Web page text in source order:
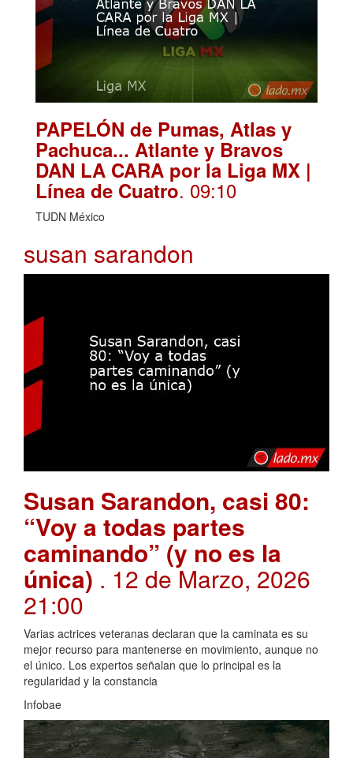
PAPELÓN de Pumas, Atlas y
Pachuca... Atlante y Bravos
DAN LA CARA por la Liga MX |
Línea de Cuatro. 09:10
TUDN México
susan sarandon
Susan Sarandon, casi 80:
“Voy a todas partes
caminando” (y no es la
única) . 12 de Marzo, 2026
21:00
Varias actrices veteranas declaran que la caminata es su
mejor recurso para mantenerse en movimiento, aunque no
el único. Los expertos señalan que lo principal es la
regularidad y la constancia
Infobae